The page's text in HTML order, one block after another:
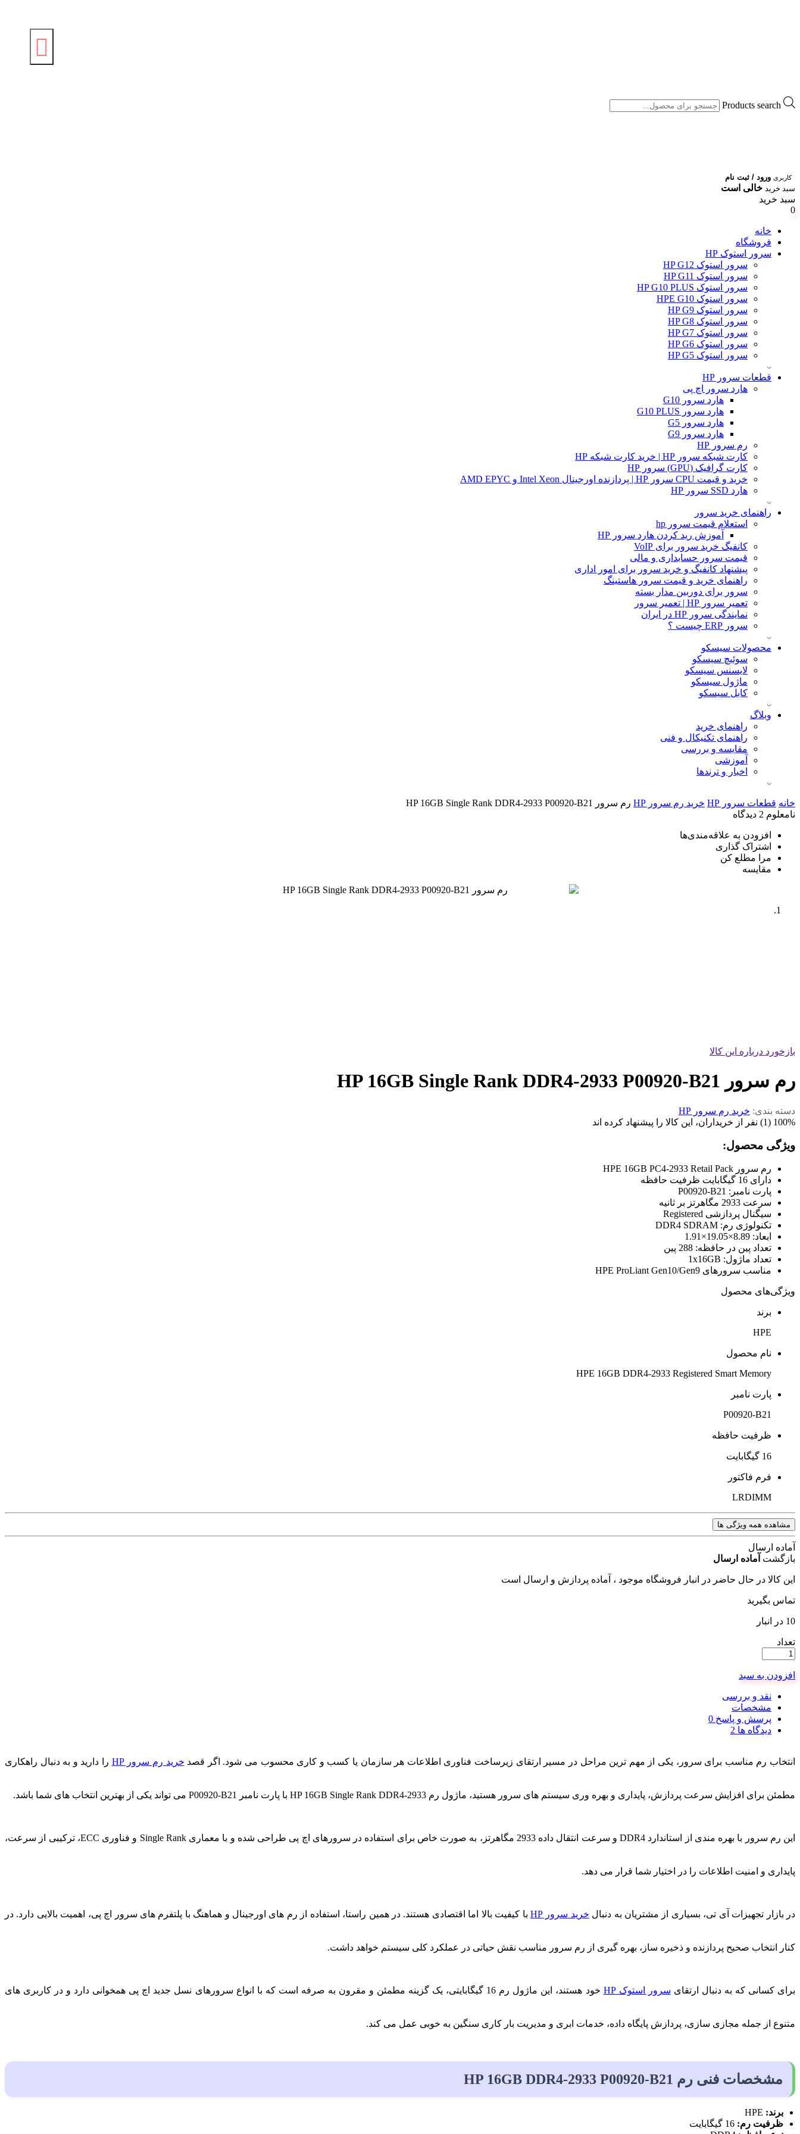
Products search
کاربری ورود / ثبت نام
سبد خرید خالی است
سبد خرید
0
خانه
فروشگاه
سرور استوک HP
سرور استوک HP G12
سرور استوک HP G11
سرور استوک HP G10 PLUS
سرور استوک HPE G10
سرور استوک HP G9
سرور استوک HP G8
سرور استوک HP G7
سرور استوک HP G6
سرور استوک HP G5
قطعات سرور HP
هارد سرور اچ پی
هارد سرور G10
هارد سرور G10 PLUS
هارد سرور G5
هارد سرور G9
رم سرور HP
کارت شبکه سرور HP | خرید کارت شبکه HP
کارت گرافیک (GPU) سرور HP
خرید و قیمت CPU سرور HP | پردازنده اورجینال Intel Xeon و AMD EPYC
هارد SSD سرور HP
راهنمای خرید سرور
استعلام قیمت سرور hp
آموزش ريد كردن هارد سرور HP
کانفیگ خرید سرور برای VoIP
قیمت سرور حسابداری و مالی
پیشنهاد کانفیگ و خرید سرور برای امور اداری
راهنمای خرید و قیمت سرور هاستینگ
سرور برای دوربین مدار بسته
تعمیر سرور HP | تعمیر سرور
نمایندگی سرور HP در ایران
سرور ERP چیست ؟
محصولات سیسکو
سوئیچ سیسکو
لایسنس سیسکو
ماژول سیسکو
کابل سیسکو
وبلاگ
راهنمای خرید
راهنمای تکنیکال و فنی
مقایسه و بررسی
آموزشی
اخبار و ترندها
خانه قطعات سرور HP خرید رم سرور HP
رم سرور HP 16GB Single Rank DDR4-2933 P00920-B21
نامعلوم 2 دیدگاه
افزودن به علاقه‌مندی‌ها
اشتراک گذاری
مرا مطلع کن
مقایسه
بازخورد درباره این کالا
رم سرور HP 16GB Single Rank DDR4-2933 P00920-B21
دسته بندی: خرید رم سرور HP
100% (1) نفر از خریداران، این کالا را پیشنهاد کرده اند
ویژگی محصول:
رم سرور HPE 16GB PC4-2933 Retail Pack
دارای 16 گیگابایت ظرفیت حافظه
پارت نامبر: P00920-B21
سرعت 2933 مگاهرتز بر ثانیه
سیگنال پردازشی Registered
تکنولوژی رم: DDR4 SDRAM
ابعاد: 8.89×19.05×1.91
تعداد پین در حافظه: 288 پین
تعداد ماژول: 1x16GB
مناسب سرورهای HPE ProLiant Gen10/Gen9
ویژگی‌های محصول
برند
HPE
نام محصول
HPE 16GB DDR4-2933 Registered Smart Memory
پارت نامبر
P00920-B21
ظرفیت حافظه
16 گیگابایت
فرم فاکتور
LRDIMM
مشاهده همه ویژگی ها
آماده ارسال
بازگشت آماده ارسال
این کالا در حال حاضر در انبار فروشگاه موجود ، آماده پردازش و ارسال است
تماس بگیرید
10 در انبار
تعداد
افزودن به سبد
نقد و بررسی
مشخصات
پرسش و پاسخ
دیدگاه ها
انتخاب رم مناسب برای سرور، یکی از مهم ترین مراحل در مسیر ارتقای زیرساخت فناوری اطلاعات هر سازمان یا کسب و کاری محسوب می شود. اگر قصد خرید رم سرور HP را دارید و به دنبال راهکاری
مطمئن برای افزایش سرعت پردازش، پایداری و بهره وری سیستم های سرور هستید، ماژول رم HP 16GB Single Rank DDR4-2933 با پارت نامبر P00920-B21 می تواند یکی از بهترین انتخاب های شما باشد.
این رم سرور با بهره مندی از استاندارد DDR4 و سرعت انتقال داده 2933 مگاهرتز، به صورت خاص برای استفاده در سرورهای اچ پی طراحی شده و با معماری Single Rank و فناوری ECC، ترکیبی از سرعت،
پایداری و امنیت اطلاعات را در اختیار شما قرار می دهد.
در بازار تجهیزات آی تی، بسیاری از مشتریان به دنبال خرید سرور HP با کیفیت بالا اما اقتصادی هستند. در همین راستا، استفاده از رم های اورجینال و هماهنگ با پلتفرم های سرور اچ پی، اهمیت بالایی دارد. در
کنار انتخاب صحیح پردازنده و ذخیره ساز، بهره گیری از رم سرور مناسب نقش حیاتی در عملکرد کلی سیستم خواهد داشت.
برای کسانی که به دنبال ارتقای سرور استوک HP خود هستند، این ماژول رم 16 گیگابایتی، یک گزینه مطمئن و مقرون به صرفه است که با انواع سرورهای نسل جدید اچ پی همخوانی دارد و در کاربری های
متنوع از جمله مجازی سازی، پردازش پایگاه داده، خدمات ابری و مدیریت بار کاری سنگین به خوبی عمل می کند.
مشخصات فنی رم HP 16GB DDR4-2933 P00920-B21
برند:
ظرفیت رم: